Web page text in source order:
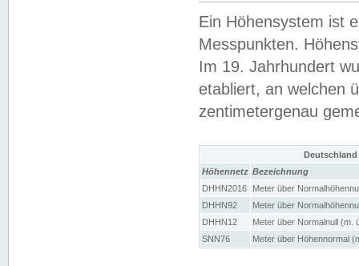
Ein Höhensystem ist
Messpunkten.
Im 19. Jahrhundert
etabliert, an welchen
zentimetergenau
Höhennetz Bezeichnung
DHHN2016
Meter über
DHHN92
Meter über
DHHN12
Meter über Normalnull (m.
SNN76
Meter über Höhennormal